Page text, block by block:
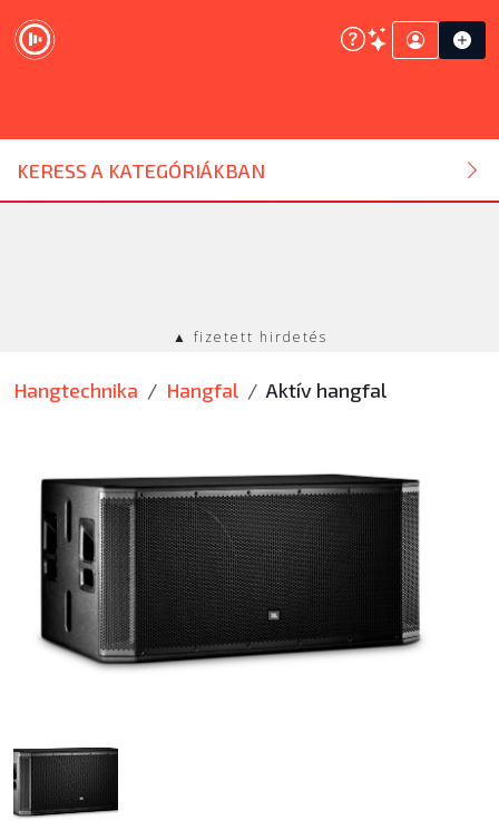
KERESS A KATEGÓRIÁKBAN
DJ ESZKÖZ
HANGTECHNIKA
EGYÉB
SZOLGÁLTATÁSOK
ÚJ TERMÉKEK
▲ fizetett hirdetés
Hangtechnika Hangfal Aktív hangfal